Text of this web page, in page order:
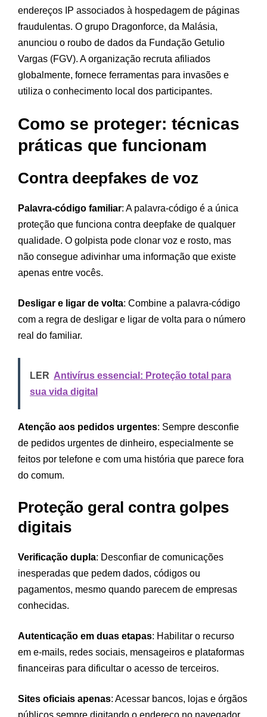
endereços IP associados à hospedagem de páginas
fraudulentas. O grupo Dragonforce, da Malásia,
anunciou o roubo de dados da Fundação Getulio
Vargas (FGV). A organização recruta afiliados
globalmente, fornece ferramentas para invasões e
utiliza o conhecimento local dos participantes.
Como se proteger: técnicas
práticas que funcionam
Contra deepfakes de voz
Palavra-código familiar: A palavra-código é a única
proteção que funciona contra deepfake de qualquer
qualidade. O golpista pode clonar voz e rosto, mas
não consegue adivinhar uma informação que existe
apenas entre vocês.
Desligar e ligar de volta: Combine a palavra-código
com a regra de desligar e ligar de volta para o número
real do familiar.
LER Antivírus essencial: Proteção total para
sua vida digital
Atenção aos pedidos urgentes: Sempre desconfie
de pedidos urgentes de dinheiro, especialmente se
feitos por telefone e com uma história que parece fora
do comum.
Proteção geral contra golpes
digitais
Verificação dupla: Desconfiar de comunicações
inesperadas que pedem dados, códigos ou
pagamentos, mesmo quando parecem de empresas
conhecidas.
Autenticação em duas etapas: Habilitar o recurso
em e-mails, redes sociais, mensageiros e plataformas
financeiras para dificultar o acesso de terceiros.
Sites oficiais apenas: Acessar bancos, lojas e órgãos
públicos sempre digitando o endereço no navegador,